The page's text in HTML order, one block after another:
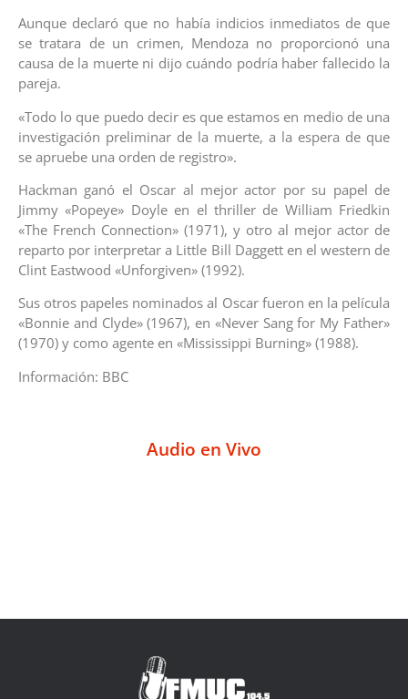
Aunque declaró que no había indicios inmediatos de que
se tratara de un crimen, Mendoza no proporcionó una
causa de la muerte ni dijo cuándo podría haber fallecido la
pareja.
«Todo lo que puedo decir es que estamos en medio de una
investigación preliminar de la muerte, a la espera de que
se apruebe una orden de registro».
Hackman ganó el Oscar al mejor actor por su papel de
Jimmy «Popeye» Doyle en el thriller de William Friedkin
«The French Connection» (1971), y otro al mejor actor de
reparto por interpretar a Little Bill Daggett en el western de
Clint Eastwood «Unforgiven» (1992).
Sus otros papeles nominados al Oscar fueron en la película
«Bonnie and Clyde» (1967), en «Never Sang for My Father»
(1970) y como agente en «Mississippi Burning» (1988).
Información: BBC
Audio en Vivo